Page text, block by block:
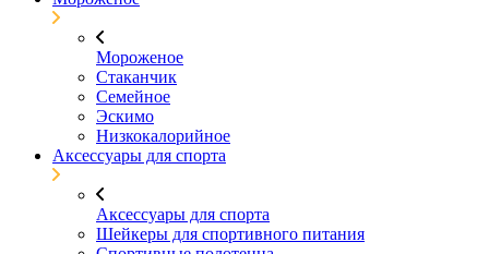
Мороженое
Стаканчик
Семейное
Эскимо
Низкокалорийное
Аксессуары для спорта
Аксессуары для спорта
Шейкеры для спортивного питания